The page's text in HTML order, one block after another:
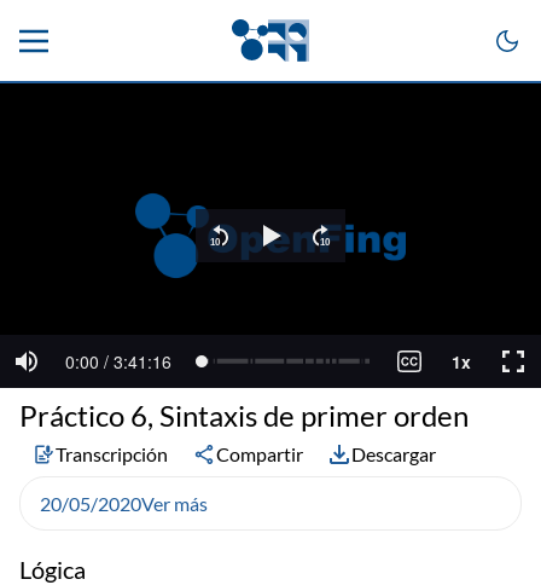
Lógica
Práctico 6, Sintaxis de primer orden
Transcripción Compartir Descargar
20/05/2020Ver más